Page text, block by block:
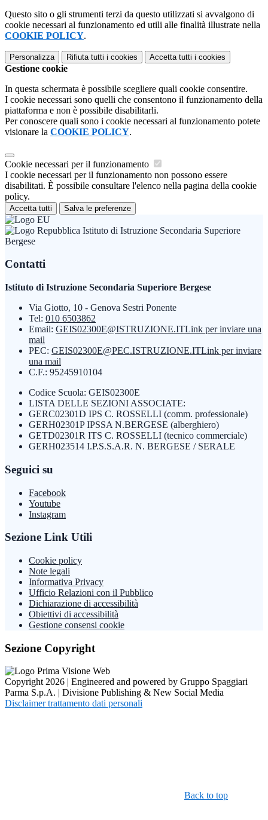
Questo sito o gli strumenti terzi da questo utilizzati si avvalgono di
cookie necessari al funzionamento ed utili alle finalità illustrate nella
COOKIE POLICY.
Personalizza Rifiuta tutti i cookies Accetta tutti i cookies
Gestione cookie
In questa schermata è possibile scegliere quali cookie consentire.
I cookie necessari sono quelli che consentono il funzionamento della
piattaforma e non è possibile disabilitarli.
Per conoscere quali sono i cookie necessari al funzionamento potete
visionare la COOKIE POLICY.
Cookie necessari per il funzionamento
I cookie necessari per il funzionamento non possono essere
disabilitati. È possibile consultare l'elenco nella pagina della cookie
policy.
Accetta tutti Salva le preferenze
Istituto di Istruzione Secondaria Superiore
Bergese
Contatti
Istituto di Istruzione Secondaria Superiore Bergese
Via Giotto, 10 - Genova Sestri Ponente
Tel: 010 6503862
Email: GEIS02300E@ISTRUZIONE.ITLink per inviare una
mail
PEC: GEIS02300E@PEC.ISTRUZIONE.ITLink per inviare
una mail
C.F.: 95245910104
Codice Scuola: GEIS02300E
LISTA DELLE SEZIONI ASSOCIATE:
GERC02301D IPS C. ROSSELLI (comm. professionale)
GERH02301P IPSSA N.BERGESE (alberghiero)
GETD02301R ITS C. ROSSELLI (tecnico commerciale)
GERH023514 I.P.S.S.A.R. N. BERGESE / SERALE
Seguici su
Facebook
Youtube
Instagram
Sezione Link Utili
Cookie policy
Note legali
Informativa Privacy
Ufficio Relazioni con il Pubblico
Dichiarazione di accessibilità
Obiettivi di accessibilità
Gestione consensi cookie
Sezione Copyright
Copyright 2026 | Engineered and powered by Gruppo Spaggiari
Parma S.p.A. | Divisione Publishing & New Social Media
Disclaimer trattamento dati personali
Back to top